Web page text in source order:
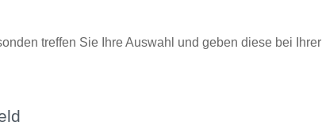
treffen Sie Ihre Auswahl und geben diese bei Ihrer